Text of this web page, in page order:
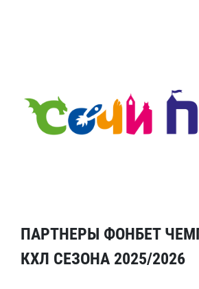
ПАРТНЕРЫ ФОНБЕТ
КХЛ СЕЗОНА 2025/2026